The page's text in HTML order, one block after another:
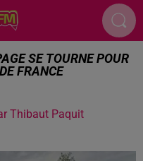
SE TOURNE POUR
FRANCE
Thibaut Paquit